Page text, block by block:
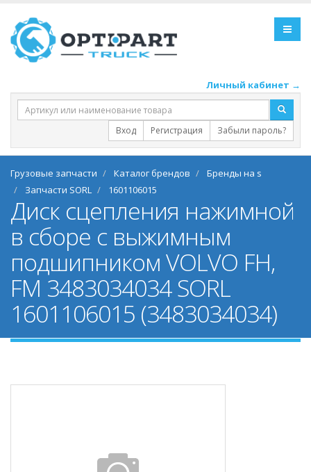
Личный кабинет →
Вход Регистрация Забыли пароль?
Грузовые запчасти Каталог брендов
Бренды на s
Запчасти SORL
1601106015
Диск сцепления нажимной
в сборе с выжимным
подшипником VOLVO FH,
FM 3483034034 SORL
1601106015 (3483034034)